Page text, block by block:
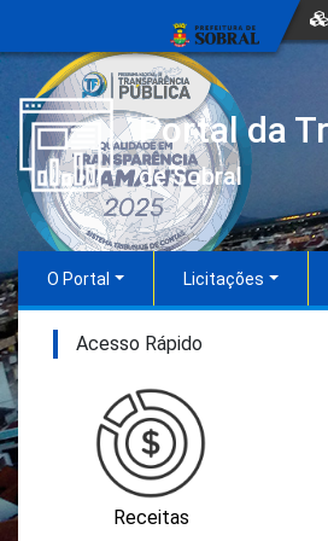
Portal da
de Sobral
O Portal Licitações
Acesso Rápido
Receitas